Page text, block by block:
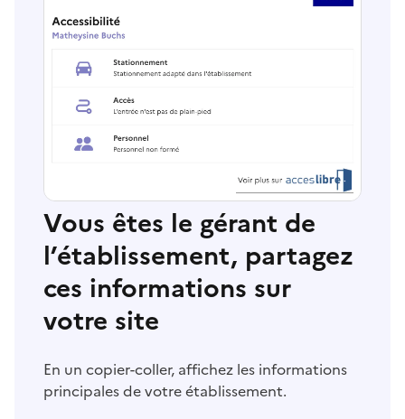
Vous êtes le gérant de
l’établissement, partagez
ces informations sur
votre site
En un copier-coller, affichez les informations
principales de votre établissement.